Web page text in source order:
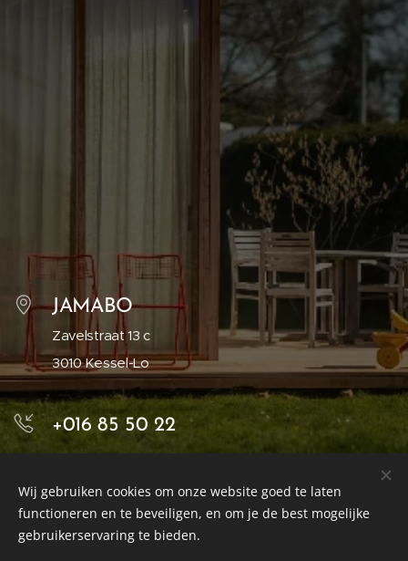
JAMABO
Zavelstraat 13 c
3010 Kessel-Lo
+016 85 50 22
Wij gebruiken cookies om onze website goed te laten
functioneren en te beveiligen, en om je de best mogelijke
gebruikerservaring te bieden.